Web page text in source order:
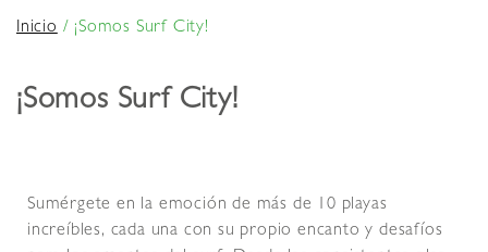
Inicio/ ¡Somos Surf City!
¡Somos Surf City!
Sumérgete en la emoción de más de 10 playas
increíbles, cada una con su propio encanto y desafíos